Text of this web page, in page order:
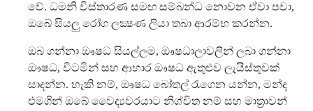
වේ. ධමනි විස්තාරණ සමඟ සම්බන්ධ නොවන ඒවා පවා,
ඔබේ සියලු රෝග ලක්‍ෂණ ලියා තබා ආරම්භ කරන්න.
ඔබ ගන්නා ඖෂධ සියල්ලම, ඖෂධාලාවලින් ලබා ගන්නා
ඖෂධ, විටමින් සහ ආහාර ඖෂධ ඇතුළුව ලැයිස්තුවක්
සාදන්න. හැකි නම්, ඖෂධ බෝතල් රැගෙන යන්න, මන්ද
එමගින් ඔබේ වෛද්‍යවරයාට නිශ්චිත නම් සහ මාත්‍රාවන්